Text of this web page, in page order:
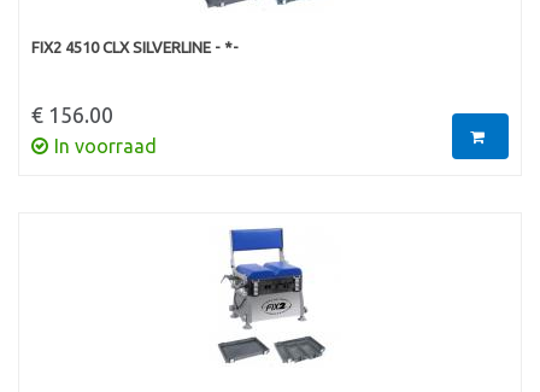
FIX2 4510 CLX SILVERLINE - *-
€ 156.00
In voorraad